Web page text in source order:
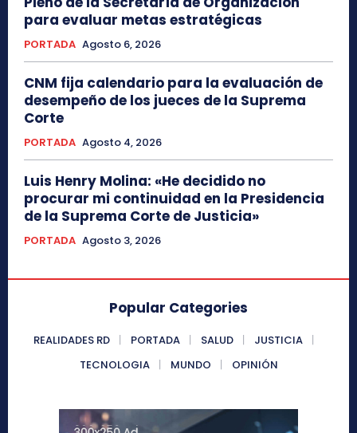
para evaluar metas estratégicas
PORTADA Agosto 6, 2026
CNM fija calendario para la evaluación de
desempeño de los jueces de la Suprema
Corte
PORTADA Agosto 4, 2026
Luis Henry Molina: «He decidido no
procurar mi continuidad en la Presidencia
de la Suprema Corte de Justicia»
PORTADA Agosto 3, 2026
Popular Categories
REALIDADES RD PORTADA SALUD
JUSTICIA
TECNOLOGIA
MUNDO OPINIÓN